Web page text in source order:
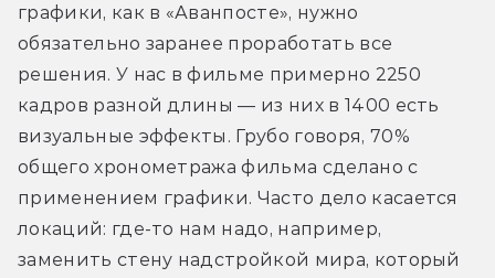
графики, как в «Аванпосте», нужно
обязательно заранее проработать все
решения. У нас в фильме примерно 2250
кадров разной длины — из них в 1400 есть
визуальные эффекты. Грубо говоря, 70%
общего хронометража фильма сделано с
применением графики. Часто дело касается
локаций: где-то нам надо, например,
заменить стену надстройкой мира, который